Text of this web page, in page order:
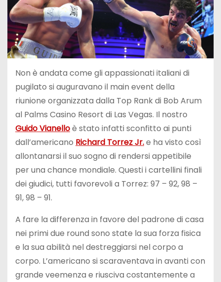
Non è andata come gli appassionati italiani di
pugilato si auguravano il main event della
riunione organizzata dalla Top Rank di Bob Arum
al Palms Casino Resort di Las Vegas. Il nostro
Guido Vianelloè stato infatti sconfitto ai punti
dall’americano Richard Torrez Jr.e ha visto così
allontanarsi il suo sogno di rendersi appetibile
per una chance mondiale. Questi i cartellini finali
dei giudici, tutti favorevoli a Torrez: 97 – 92, 98 –
91, 98 – 91.
A fare la differenza in favore del padrone di casa
nei primi due round sono state la sua forza fisica
e la sua abilità nel destreggiarsi nel corpo a
corpo. L’americano si scaraventava in avanti con
grande veemenza e riusciva costantemente a